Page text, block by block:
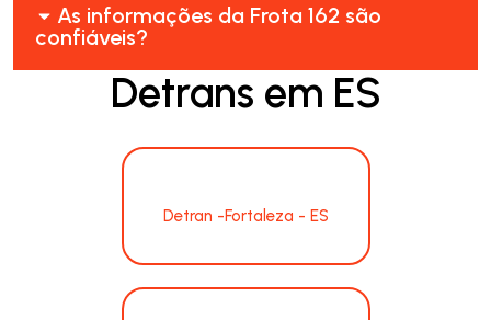
As informações da Frota 162 são
confiáveis?
Detrans em ES
Detran -Fortaleza - ES